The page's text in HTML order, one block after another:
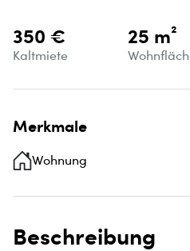
350 €
Kaltmiete
25 m²
Merkmale
Wohnung
Beschreibung